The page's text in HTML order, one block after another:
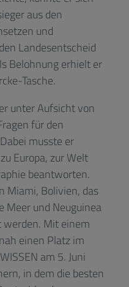
aus den
und
Landesentscheid
Belohnung erhielt er
Tasche.
unter Aufsicht von
für den
musste er
Europa, zur Welt
beantworten.
Miami, Bolivien, das
Meer und Neuguinea
Mit einem
einen Platz im
am 5. Juni
in dem die besten